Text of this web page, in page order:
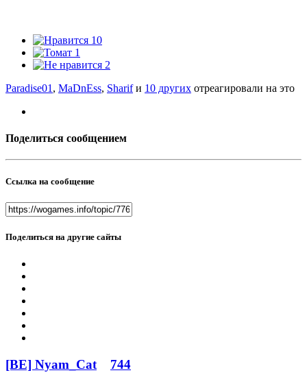
10
1
2
Paradise01 , MaDnEss, Sharifи 10 других отреагировали на это
Поделиться сообщением
Ссылка на сообщение
Поделиться на другие сайты
[BE] Nyam_Cat 744